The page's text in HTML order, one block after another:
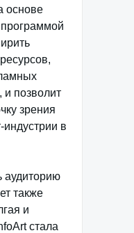
основе
и позволит
зрения
индустрии в
аудиторию
также
и
стала